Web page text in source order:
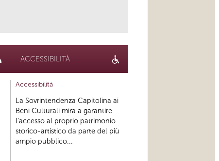
ACCESSIBILITÀ
Accessibilità
La Sovrintendenza Capitolina ai
Beni Culturali mira a garantire
l’accesso al proprio patrimonio
storico-artistico da parte del più
ampio pubblico...